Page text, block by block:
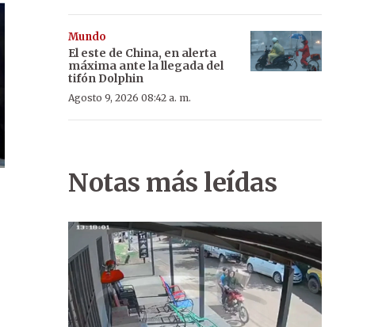
Mundo
El este de China, en alerta
máxima ante la llegada del
tifón Dolphin
Agosto 9, 2026 08:42 a. m.
Notas más leídas